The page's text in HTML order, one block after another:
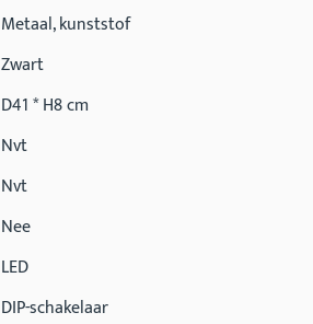
Metaal, kunststof
Zwart
D41 * H8 cm
Nvt
Nvt
Nee
LED
DIP-schakelaar